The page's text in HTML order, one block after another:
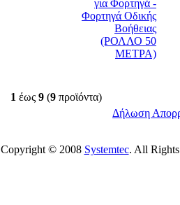
1 έως 9 (9 προϊόντα)
Δήλωση
Copyright © 2008 Systemtec. All